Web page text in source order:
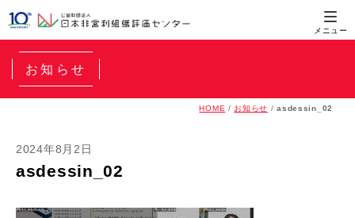
お知らせ
HOME / お知らせ /asdessin_02
2024年8月2日
asdessin_02